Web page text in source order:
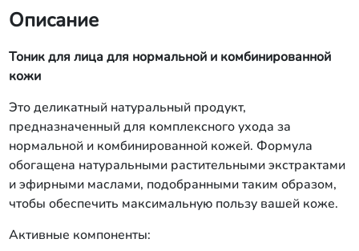
Описание
Тоник для лица для нормальной и комбинированной
кожи
Это деликатный натуральный продукт,
предназначенный для комплексного ухода за
нормальной и комбинированной кожей. Формула
обогащена натуральными растительными экстрактами
и эфирными маслами, подобранными таким образом,
чтобы обеспечить максимальную пользу вашей коже.
Активные компоненты: